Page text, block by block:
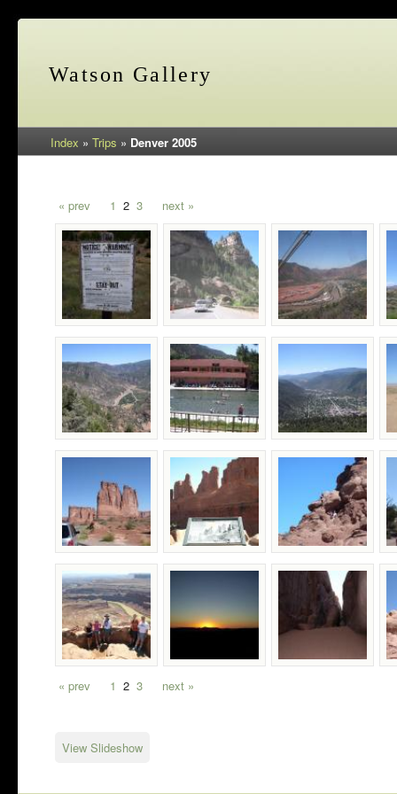
Watson Gallery
Index » Trips » Denver 2005
« prev 1 2 3 next »
« prev 1 2 3 next »
View Slideshow